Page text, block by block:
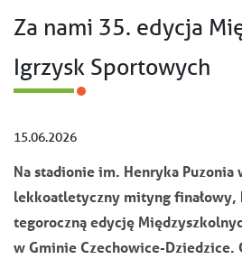
Za nami 35. edycja
Igrzysk Sportowych
15.06.2026
Na stadionie im. Henryka Puzonia
lekkoatletyczny mityng finałowy,
tegoroczną edycję
w Gminie Czechowice-Dziedzice.